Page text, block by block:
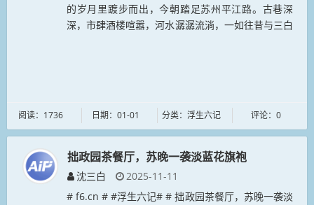
的岁月里踱步而出，今朝踏足苏州平江路。古巷深
深，市肆酒楼喧嚣，河水潺潺流淌，一如往昔与三白
阅读：1736 日期：01-01 分类：浮生六记 评论：0
拙政园茶餐厅，苏晚一袭淡蓝花旗袍
沈三白
2025-11-11
# f6.cn # #浮生六记# # 拙政园茶餐厅，苏晚一袭淡